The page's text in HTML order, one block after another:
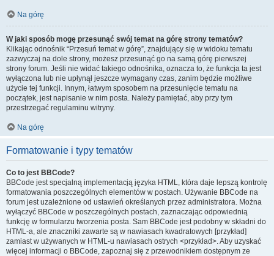
Na górę
W jaki sposób mogę przesunąć swój temat na górę strony tematów?
Klikając odnośnik “Przesuń temat w górę”, znajdujący się w widoku tematu
zazwyczaj na dole strony, możesz przesunąć go na samą górę pierwszej
strony forum. Jeśli nie widać takiego odnośnika, oznacza to, że funkcja ta jest
wyłączona lub nie upłynął jeszcze wymagany czas, zanim będzie możliwe
użycie tej funkcji. Innym, łatwym sposobem na przesunięcie tematu na
początek, jest napisanie w nim posta. Należy pamiętać, aby przy tym
przestrzegać regulaminu witryny.
Na górę
Formatowanie i typy tematów
Co to jest BBCode?
BBCode jest specjalną implementacją języka HTML, która daje lepszą kontrolę
formatowania poszczególnych elementów w postach. Używanie BBCode na
forum jest uzależnione od ustawień określanych przez administratora. Można
wyłączyć BBCode w poszczególnych postach, zaznaczając odpowiednią
funkcję w formularzu tworzenia posta. Sam BBCode jest podobny w składni do
HTML-a, ale znaczniki zawarte są w nawiasach kwadratowych [przykład]
zamiast w używanych w HTML-u nawiasach ostrych <przykład>. Aby uzyskać
więcej informacji o BBCode, zapoznaj się z przewodnikiem dostępnym ze